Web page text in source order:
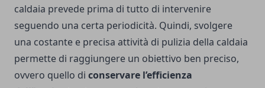
caldaia prevede prima di tutto di intervenire
seguendo una certa periodicità. Quindi, svolgere
una costante e precisa attività di pulizia della caldaia
permette di raggiungere un obiettivo ben preciso,
ovvero quello di conservare l’efficienza